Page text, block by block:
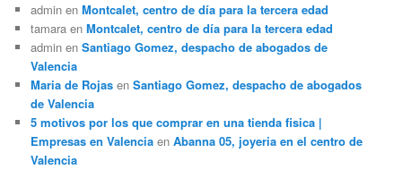
admin enMontcalet, centro de día para la tercera edad
tamara enMontcalet, centro de día para la tercera edad
admin enSantiago Gomez, despacho de abogados de
Valencia
Maria de Rojas enSantiago Gomez, despacho de abogados
de Valencia
5 motivos por los que comprar en una tienda fisica |
Empresas en Valencia enAbanna 05, joyeria en el centro de
Valencia